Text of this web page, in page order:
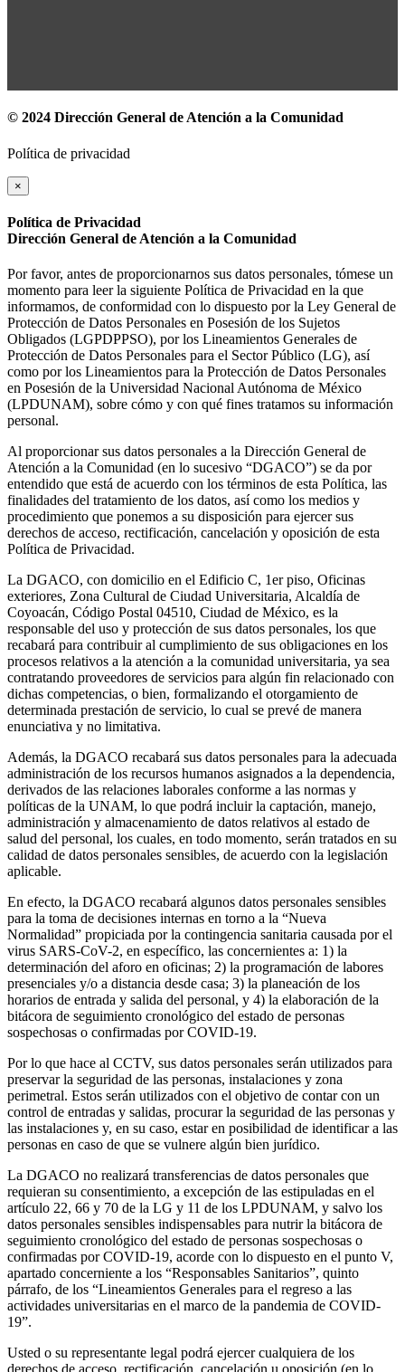
© 2024 Dirección General de Atención a la Comunidad
Política de privacidad
×
Política de Privacidad
Dirección General de Atención a la Comunidad
Por favor, antes de proporcionarnos sus datos personales, tómese un
momento para leer la siguiente Política de Privacidad en la que
informamos, de conformidad con lo dispuesto por la Ley General de
Protección de Datos Personales en Posesión de los Sujetos
Obligados (LGPDPPSO), por los Lineamientos Generales de
Protección de Datos Personales para el Sector Público (LG), así
como por los Lineamientos para la Protección de Datos Personales
en Posesión de la Universidad Nacional Autónoma de México
(LPDUNAM), sobre cómo y con qué fines tratamos su información
personal.
Al proporcionar sus datos personales a la Dirección General de
Atención a la Comunidad (en lo sucesivo “DGACO”) se da por
entendido que está de acuerdo con los términos de esta Política, las
finalidades del tratamiento de los datos, así como los medios y
procedimiento que ponemos a su disposición para ejercer sus
derechos de acceso, rectificación, cancelación y oposición de esta
Política de Privacidad.
La DGACO, con domicilio en el Edificio C, 1er piso, Oficinas
exteriores, Zona Cultural de Ciudad Universitaria, Alcaldía de
Coyoacán, Código Postal 04510, Ciudad de México, es la
responsable del uso y protección de sus datos personales, los que
recabará para contribuir al cumplimiento de sus obligaciones en los
procesos relativos a la atención a la comunidad universitaria, ya sea
contratando proveedores de servicios para algún fin relacionado con
dichas competencias, o bien, formalizando el otorgamiento de
determinada prestación de servicio, lo cual se prevé de manera
enunciativa y no limitativa.
Además, la DGACO recabará sus datos personales para la adecuada
administración de los recursos humanos asignados a la dependencia,
derivados de las relaciones laborales conforme a las normas y
políticas de la UNAM, lo que podrá incluir la captación, manejo,
administración y almacenamiento de datos relativos al estado de
salud del personal, los cuales, en todo momento, serán tratados en su
calidad de datos personales sensibles, de acuerdo con la legislación
aplicable.
En efecto, la DGACO recabará algunos datos personales sensibles
para la toma de decisiones internas en torno a la “Nueva
Normalidad” propiciada por la contingencia sanitaria causada por el
virus SARS-CoV-2, en específico, las concernientes a: 1) la
determinación del aforo en oficinas; 2) la programación de labores
presenciales y/o a distancia desde casa; 3) la planeación de los
horarios de entrada y salida del personal, y 4) la elaboración de la
bitácora de seguimiento cronológico del estado de personas
sospechosas o confirmadas por COVID-19.
Por lo que hace al CCTV, sus datos personales serán utilizados para
preservar la seguridad de las personas, instalaciones y zona
perimetral. Estos serán utilizados con el objetivo de contar con un
control de entradas y salidas, procurar la seguridad de las personas y
las instalaciones y, en su caso, estar en posibilidad de identificar a las
personas en caso de que se vulnere algún bien jurídico.
La DGACO no realizará transferencias de datos personales que
requieran su consentimiento, a excepción de las estipuladas en el
artículo 22, 66 y 70 de la LG y 11 de los LPDUNAM, y salvo los
datos personales sensibles indispensables para nutrir la bitácora de
seguimiento cronológico del estado de personas sospechosas o
confirmadas por COVID-19, acorde con lo dispuesto en el punto V,
apartado concerniente a los “Responsables Sanitarios”, quinto
párrafo, de los “Lineamientos Generales para el regreso a las
actividades universitarias en el marco de la pandemia de COVID-
19”.
Usted o su representante legal podrá ejercer cualquiera de los